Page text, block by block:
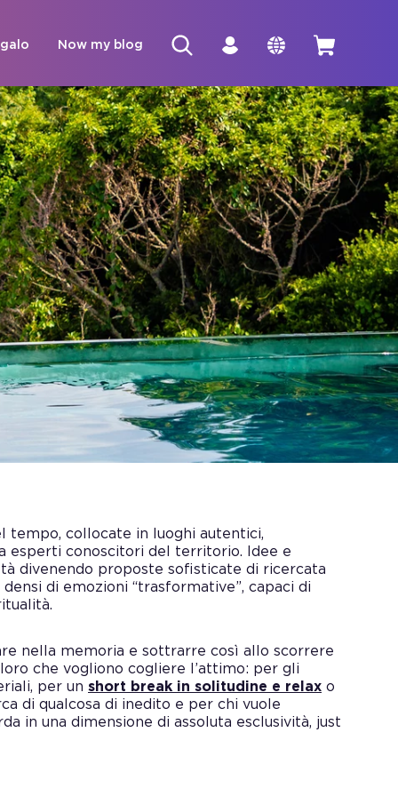
Now my blog
tempo, collocate in luoghi autentici,
esperti conoscitori del territorio. Idee e
divenendo proposte sofisticate di ricercata
di emozioni “trasformative”, capaci di
nella memoria e sottrarre così allo scorrere
che vogliono cogliere l’attimo: per gli
per un short break in solitudine e relax o
di qualcosa di inedito e per chi vuole
in una dimensione di assoluta esclusività, just